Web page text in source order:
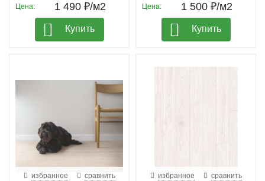
Цена: 1 490 ₽/м2
Купить
Цена: 1 500 ₽/м2
Купить
избранное сравнить избранное сравнить